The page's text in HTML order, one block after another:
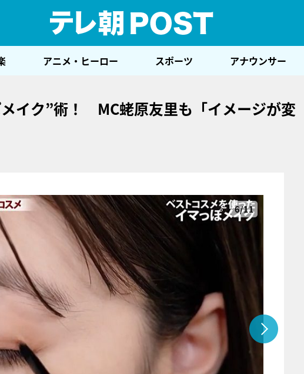
アニメ・ヒーロー スポーツ アナウンサー
イク”術！ MC蛯原友里も「イメージが変
6/11
『アイ＝ラブ！げーみんぐ』＝LOV
E齋藤樹愛羅＆佐々木舞香SPインタ
ビュー